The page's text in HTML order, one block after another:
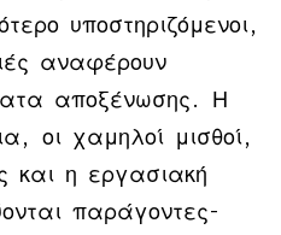
υποστηριζόμενοι,
αναφέρουν
αποξένωσης. Η
οι χαμηλοί μισθοί,
και η εργασιακή
παράγοντες-